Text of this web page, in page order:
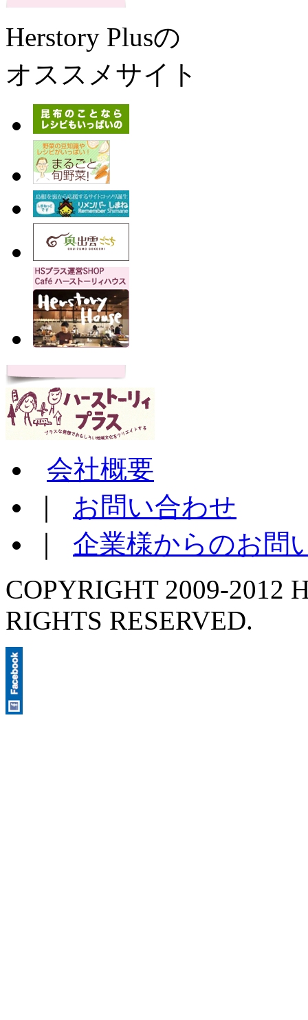
Herstory Plusの
オススメサイト
会社概要
お問い合わせ
企業様からのお問
COPYRIGHT 2009-2012
RIGHTS RESERVED.